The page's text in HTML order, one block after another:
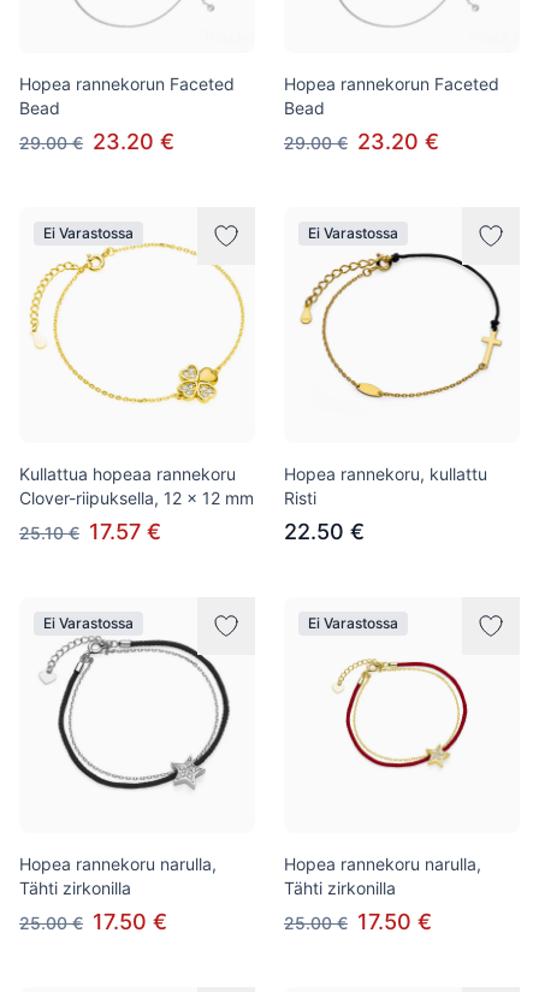
Hopea rannekorun Faceted
Bead
29.00 € 23.20 €
Hopea rannekorun Faceted
Bead
29.00 € 23.20 €
Ei Varastossa
Kullattua hopeaa rannekoru
Clover-riipuksella, 12 x 12 mm
25.10 € 17.57 €
Ei Varastossa
Hopea rannekoru, kullattu
Risti
22.50 €
Ei Varastossa
Hopea rannekoru narulla,
Tähti zirkonilla
25.00 € 17.50 €
Ei Varastossa
Hopea rannekoru narulla,
Tähti zirkonilla
25.00 € 17.50 €